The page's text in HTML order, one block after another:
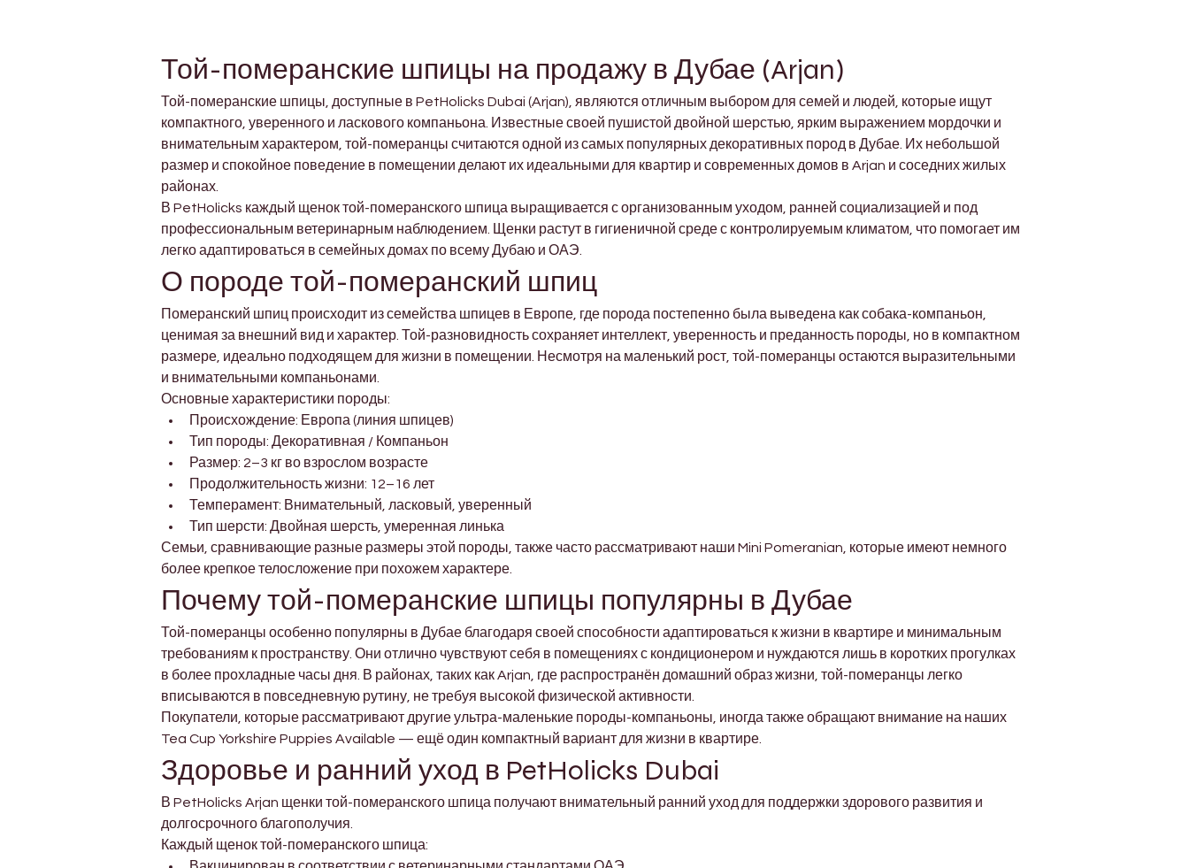
Той-померанские шпицы на продажу в Дубае (Arjan)
Той-померанские шпицы, доступные в PetHolicks Dubai (Arjan), являются отличным выбором для семей и людей, которые ищут
компактного, уверенного и ласкового компаньона. Известные своей пушистой двойной шерстью, ярким выражением мордочки и
внимательным характером, той-померанцы считаются одной из самых популярных декоративных пород в Дубае. Их небольшой
размер и спокойное поведение в помещении делают их идеальными для квартир и современных домов в Arjan и соседних жилых
районах.
В PetHolicks каждый щенок той-померанского шпица выращивается с организованным уходом, ранней социализацией и под
профессиональным ветеринарным наблюдением. Щенки растут в гигиеничной среде с контролируемым климатом, что помогает им
легко адаптироваться в семейных домах по всему Дубаю и ОАЭ.
О породе той-померанский шпиц
Померанский шпиц происходит из семейства шпицев в Европе, где порода постепенно была выведена как собака-компаньон,
ценимая за внешний вид и характер. Той-разновидность сохраняет интеллект, уверенность и преданность породы, но в компактном
размере, идеально подходящем для жизни в помещении. Несмотря на маленький рост, той-померанцы остаются выразительными
и внимательными компаньонами.
Основные характеристики породы:
Происхождение: Европа (линия шпицев)
Тип породы: Декоративная / Компаньон
Размер: 2–3 кг во взрослом возрасте
Продолжительность жизни: 12–16 лет
Темперамент: Внимательный, ласковый, уверенный
Тип шерсти: Двойная шерсть, умеренная линька
Семьи, сравнивающие разные размеры этой породы, также часто рассматривают наши Mini Pomeranian, которые имеют немного
более крепкое телосложение при похожем характере.
Почему той-померанские шпицы популярны в Дубае
Той-померанцы особенно популярны в Дубае благодаря своей способности адаптироваться к жизни в квартире и минимальным
требованиям к пространству. Они отлично чувствуют себя в помещениях с кондиционером и нуждаются лишь в коротких прогулках
в более прохладные часы дня. В районах, таких как Arjan, где распространён домашний образ жизни, той-померанцы легко
вписываются в повседневную рутину, не требуя высокой физической активности.
Покупатели, которые рассматривают другие ультра-маленькие породы-компаньоны, иногда также обращают внимание на наших
Tea Cup Yorkshire Puppies Available — ещё один компактный вариант для жизни в квартире.
Здоровье и ранний уход в PetHolicks Dubai
В PetHolicks Arjan щенки той-померанского шпица получают внимательный ранний уход для поддержки здорового развития и
долгосрочного благополучия.
Каждый щенок той-померанского шпица: